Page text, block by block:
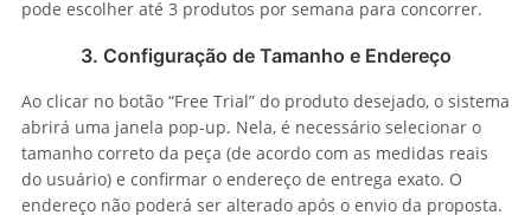
pode escolher até 3 produtos por semana para concorrer.
3. Configuração de Tamanho e Endereço
Ao clicar no botão “Free Trial” do produto desejado, o sistema
abrirá uma janela pop-up. Nela, é necessário selecionar o
tamanho correto da peça (de acordo com as medidas reais
do usuário) e confirmar o endereço de entrega exato. O
endereço não poderá ser alterado após o envio da proposta.